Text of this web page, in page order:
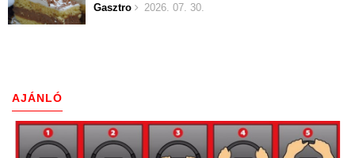
Gasztro 2026. 07. 30.
AJÁNLÓ